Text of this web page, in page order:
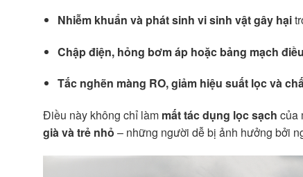
Nhiễm khuẩn và phát sinh vi sinh vật gây hại
Chập điện, hỏng bơm áp hoặc bảng mạch
Tắc nghẽn màng RO, giảm hiệu suất lọc và
Điều này không chỉ làm mất tác dụng lọc sạch của
già và trẻ nhỏ – những người dễ bị ảnh hưởng bởi